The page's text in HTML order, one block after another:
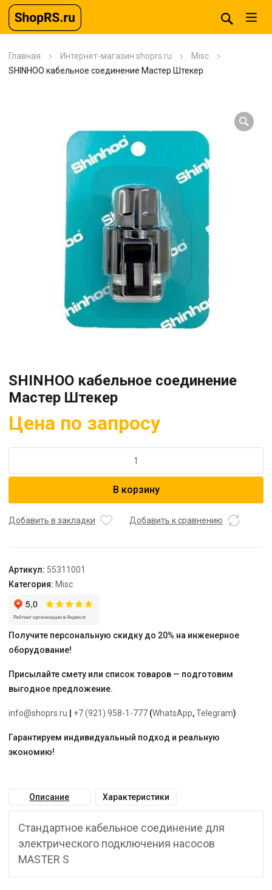
Главная Интернет-магазин shoprs.ru
Misc
SHINHOO кабельное соединение Мастер Штекер
SHINHOO кабельное соединение
Мастер Штекер
Цена по запросу
SHINHOO
Мастер
В корзину
Добавить в закладки Добавить к сравнению
Артикул: 55311001
Категория: Misc
Получите персональную скидку до 20% на инженерное
оборудование!
Присылайте смету или список товаров — подготовим
выгодное предложение.
info@shoprs.ru +7 (921) 958-1-777 (WhatsApp,Telegram)
Гарантируем индивидуальный подход и реальную
экономию!
Описание Характеристики
Cтандартное кабельное соединение для
электрического подключения насосов
MASTER S